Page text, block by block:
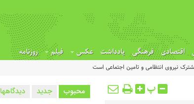
اقتصادی فرهنگی یادداشت عکس فیلم روزنامه
نیروی انتظامی و تامین اجتماعی است
پ محبوب جدید دیدگاهها